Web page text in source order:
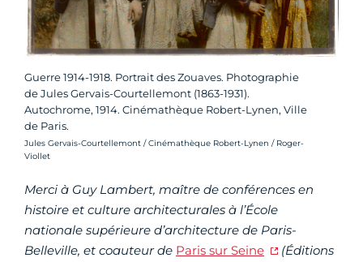
Guerre 1914-1918. Portrait des Zouaves. Photographie
de Jules Gervais-Courtellemont (1863-1931).
Autochrome, 1914. Cinémathèque Robert-Lynen, Ville
de Paris.
Crédit photo :
Jules Gervais-Courtellemont / Cinémathèque Robert-Lynen / Roger-
Viollet
Merci à Guy Lambert, maître de conférences en
histoire et culture architecturales à l’École
nationale supérieure d’architecture de Paris-
Belleville, et coauteur de Paris sur Seine
(Éditions